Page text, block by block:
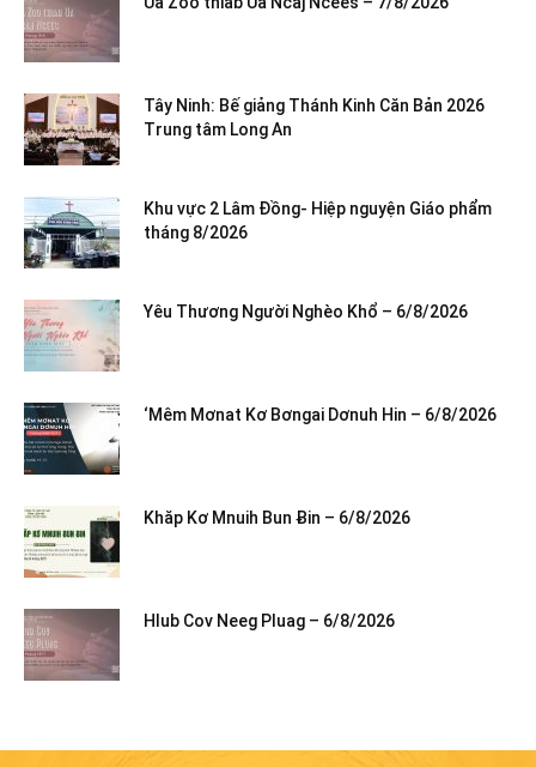
Tây Ninh: Bế giảng Thánh Kinh Căn Bản 2026
Trung tâm Long An
Khu vực 2 Lâm Đồng- Hiệp nguyện Giáo phẩm
tháng 8/2026
Yêu Thương Người Nghèo Khổ – 6/8/2026
‘Mêm Mơnat Kơ Bơngai Dơnuh Hin – 6/8/2026
Khăp Kơ Mnuih Bun Ƀin – 6/8/2026
Hlub Cov Neeg Pluag – 6/8/2026